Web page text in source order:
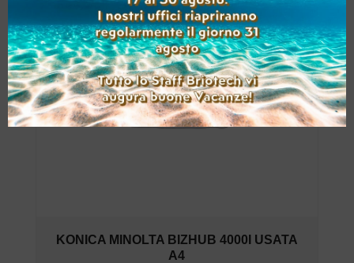
KONICA MINOLTA BIZHUB 4000I USATA
A4